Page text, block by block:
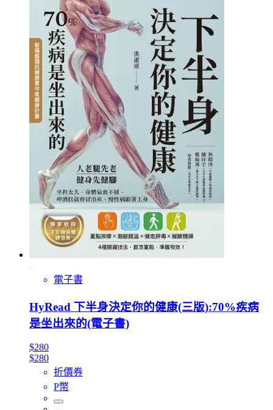
電子書
HyRead 下半身決定你的健康(三版):70%疾病
是坐出來的(電子書)
$280
$280
折價券
P幣